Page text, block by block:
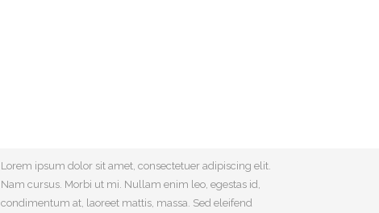
Lorem ipsum dolor sit amet, consectetuer adipiscing elit.
Nam cursus. Morbi ut mi. Nullam enim leo, egestas id,
condimentum at, laoreet mattis, massa. Sed eleifend